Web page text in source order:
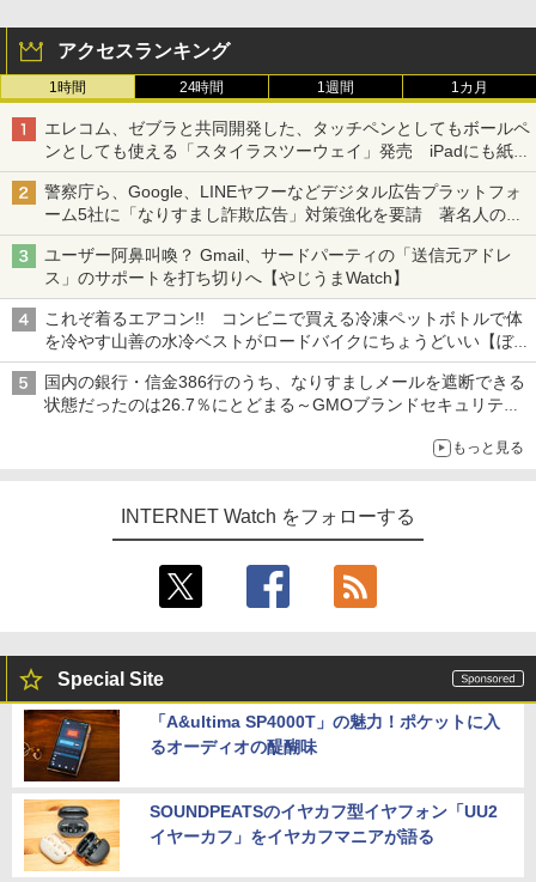
アクセスランキング
1時間 24時間 1週間 1カ月
エレコム、ゼブラと共同開発した、タッチペンとしてもボールペ
ンとしても使える「スタイラスツーウェイ」発売 iPadにも紙に
も、持ち替えずに書き込める
警察庁ら、Google、LINEヤフーなどデジタル広告プラットフォ
ーム5社に「なりすまし詐欺広告」対策強化を要請 著名人の写
真や映像を使った投資詐欺などへの対策として
ユーザー阿鼻叫喚？ Gmail、サードパーティの「送信元アドレ
ス」のサポートを打ち切りへ【やじうまWatch】
これぞ着るエアコン!! コンビニで買える冷凍ペットボトルで体
を冷やす山善の水冷ベストがロードバイクにちょうどいい【ぼっ
ち・ざ・ろーど！その14】【空いた時間でなにしてる？】
国内の銀行・信金386行のうち、なりすましメールを遮断できる
状態だったのは26.7％にとどまる～GMOブランドセキュリティ
もっと見る
INTERNET Watch をフォローする
Special Site
「A&ultima SP4000T」の魅力！ポケットに入
るオーディオの醍醐味
SOUNDPEATSのイヤカフ型イヤフォン「UU2
イヤーカフ」をイヤカフマニアが語る